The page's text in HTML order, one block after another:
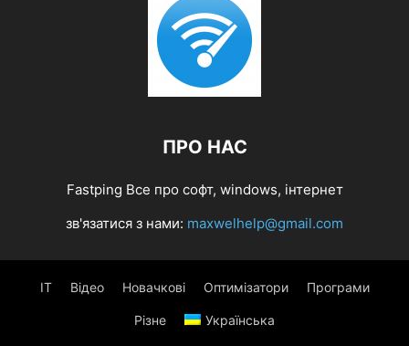
ПРО НАС
Fastping Все про софт, windows, інтернет
зв'язатися з нами: maxwelhelp@gmail.com
IT Відео Новачкові Оптимізатори Програми
Різне Українська